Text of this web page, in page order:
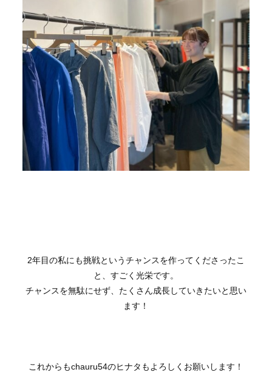
2年目の私にも挑戦というチャンスを作ってくださったこ
と、すごく光栄です。
チャンスを無駄にせず、たくさん成長していきたいと思い
ます！
これからもchauru54のヒナタもよろしくお願いします！